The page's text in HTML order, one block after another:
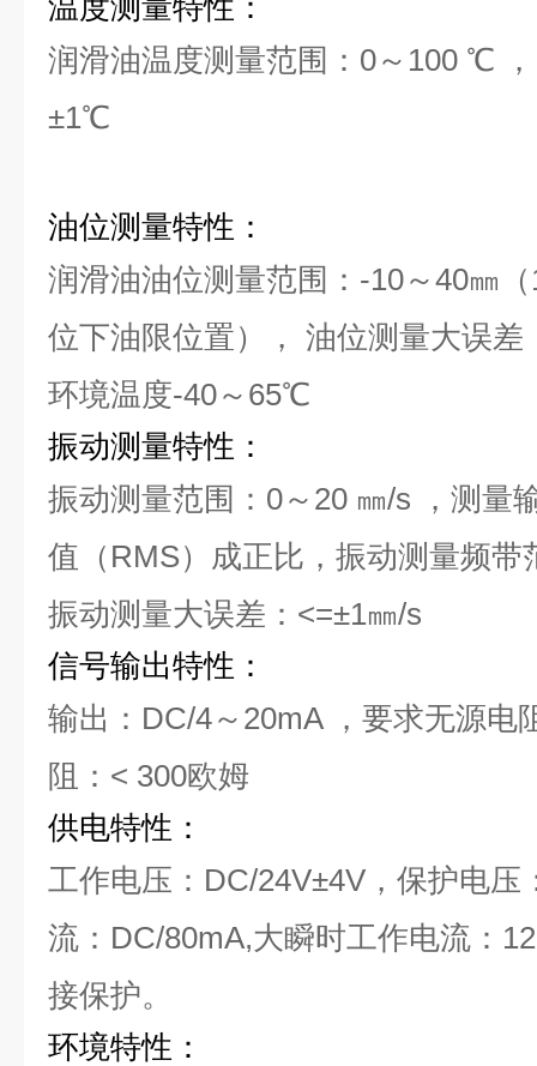
温度测量特性：
润滑油温度测量范围：0～100 ℃
±1℃
油位测量特性：
润滑油油位测量范围：-10～40㎜
位下油限位置）， 油位测量大误差
环境温度-40～65℃
振动测量特性：
振动测量范围：0～20 ㎜/s ，测量
值（RMS）成正比，振动测量频带
振动测量大误差：<=±1㎜/s
信号输出特性：
输出：DC/4～20mA ，要求无源电
阻：< 300欧姆
供电特性：
工作电压：DC/24V±4V，保护电压
流：DC/80mA,大瞬时工作电流：
接保护。
环境特性：